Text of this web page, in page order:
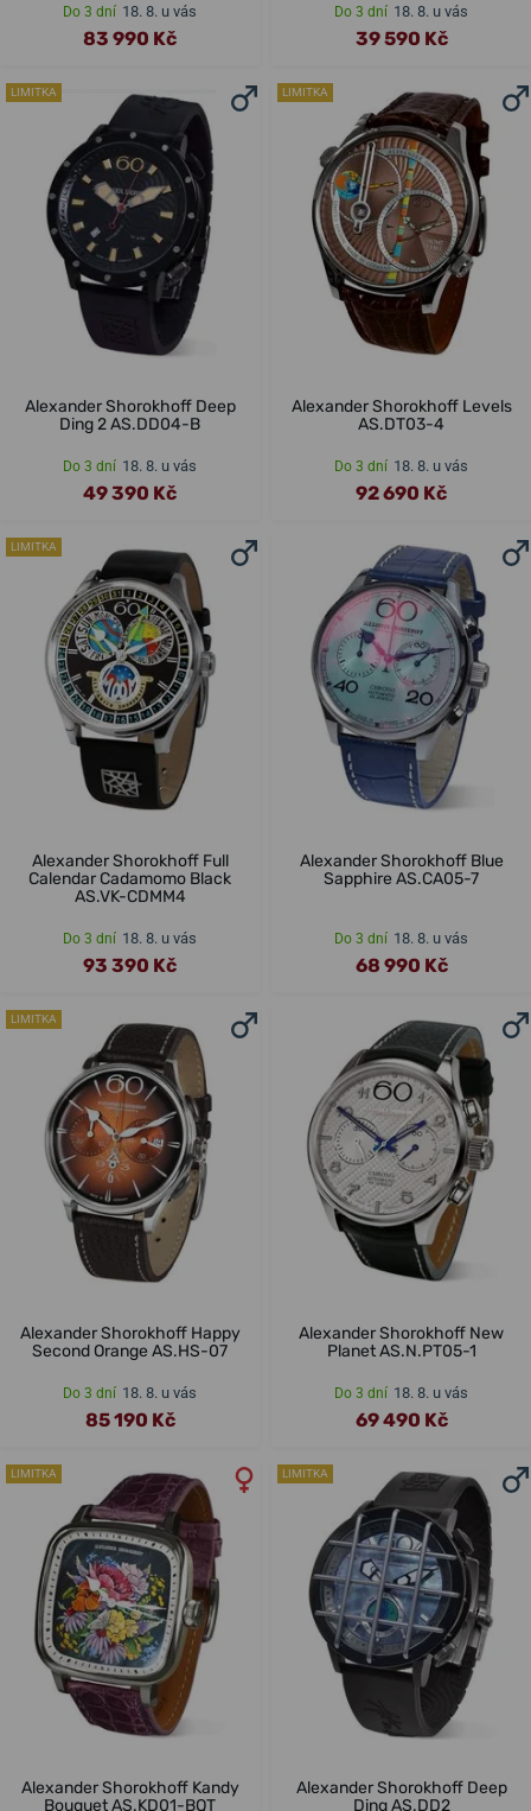
Do 3 dní 18. 8. u vás
83 990 Kč
Do 3 dní 18. 8. u vás
39 590 Kč
LIMITKA
Alexander Shorokhoff Deep
Ding 2 AS.DD04-B
Do 3 dní 18. 8. u vás
49 390 Kč
LIMITKA
Alexander Shorokhoff Levels
AS.DT03-4
Do 3 dní 18. 8. u vás
92 690 Kč
LIMITKA
Alexander Shorokhoff Full
Calendar Cadamomo Black
AS.VK-CDMM4
Do 3 dní 18. 8. u vás
93 390 Kč
Alexander Shorokhoff Blue
Sapphire AS.CA05-7
Do 3 dní 18. 8. u vás
68 990 Kč
LIMITKA
Alexander Shorokhoff Happy
Second Orange AS.HS-07
Do 3 dní 18. 8. u vás
85 190 Kč
Alexander Shorokhoff New
Planet AS.N.PT05-1
Do 3 dní 18. 8. u vás
69 490 Kč
LIMITKA
Alexander Shorokhoff Kandy
Bouquet AS.KD01-BQT
LIMITKA
Alexander Shorokhoff Deep
Ding AS.DD2